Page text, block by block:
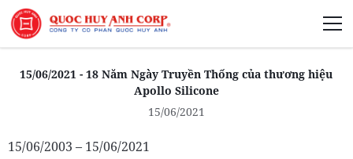
Giới Thiệu
Phát Triển Bền Vững
15/06/2021 - 18 Năm Ngày Truyền Thống của thương hiệu
Apollo Silicone
15/06/2021
15/06/2003 – 15/06/2021